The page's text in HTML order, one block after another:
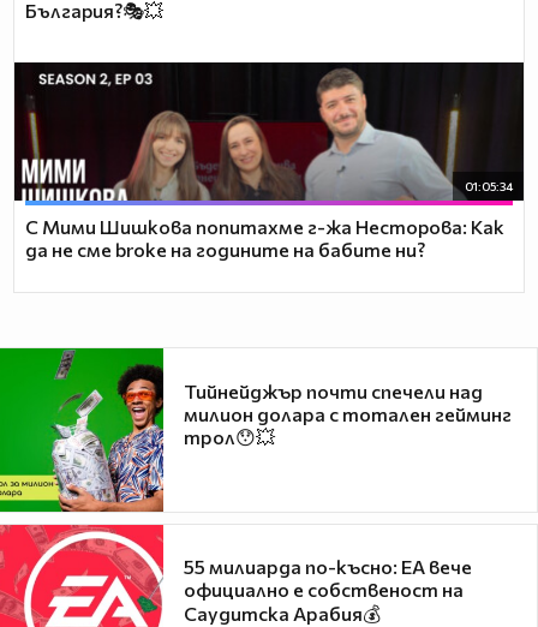
България?🎭💥
01:05:34
С Мими Шишкова попитахме г-жа Несторова: Как
да не сме broke на годините на бабите ни?
Тийнейджър почти спечели над
милион долара с тотален гейминг
трол😯💥
55 милиарда по-късно: EA вече
официално е собственост на
Саудитска Арабия💰